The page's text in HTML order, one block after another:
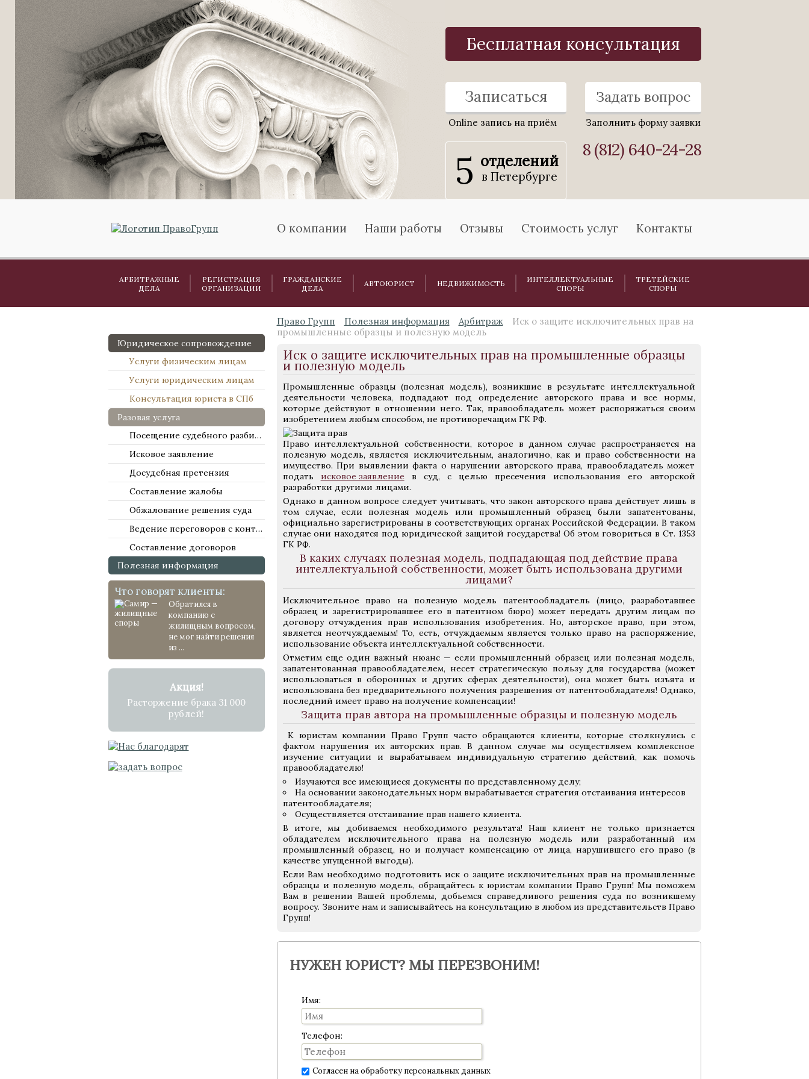
Бесплатная консультация
Записаться
Online запись на приём
Задать вопрос
Заполнить форму заявки
5 отделений
в Петербурге
8 (812) 640-24-28
О компании Наши работы Отзывы Стоимость услуг Контакты
АРБИТРАЖНЫЕ
ДЕЛА
РЕГИСТРАЦИЯ
ОРГАНИЗАЦИИ
ГРАЖДАНСКИЕ
ДЕЛА
АВТОЮРИСТ НЕДВИЖИМОСТЬ
ИНТЕЛЛЕКТУАЛЬНЫЕ
СПОРЫ
ТРЕТЕЙСКИЕ
СПОРЫ
Юридическое сопровождение
Услуги физическим лицам
Услуги юридическим лицам
Консультация юриста в СПб
Разовая услуга
Посещение судебного разбирательства
Исковое заявление
Досудебная претензия
Составление жалобы
Обжалование решения суда
Ведение переговоров с контрагентами
Составление договоров
Полезная информация
Что говорят клиенты:
Обратился в
компанию с
жилищным вопросом,
не мог найти решения
из ...
Акция!
Расторжение брака 31 000
рублей!
Право Групп Полезная информация Арбитраж
Иск о защите исключительных прав на
промышленные образцы и полезную модель
Иск о защите исключительных прав на промышленные образцы
и полезную модель
Промышленные образцы (полезная модель), возникшие в результате интеллектуальной
деятельности человека, подпадают под определение авторского права и все нормы,
которые действуют в отношении него. Так, правообладатель может распоряжаться своим
изобретением любым способом, не противоречащим ГК РФ.
Право интеллектуальной собственности, которое в данном случае распространяется на
полезную модель, является исключительным, аналогично, как и право собственности на
имущество. При выявлении факта о нарушении авторского права, правообладатель может
подать исковое заявление в суд, с целью пресечения использования его авторской
разработки другими лицами.
Однако в данном вопросе следует учитывать, что закон авторского права действует лишь в
том случае, если полезная модель или промышленный образец были запатентованы,
официально зарегистрированы в соответствующих органах Российской Федерации. В таком
случае они находятся под юридической защитой государства! Об этом говориться в Ст. 1353
ГК РФ.
В каких случаях полезная модель, подпадающая под действие права
интеллектуальной собственности, может быть использована другими
лицами?
Исключительное право на полезную модель патентообладатель (лицо, разработавшее
образец и зарегистрировавшее его в патентном бюро) может передать другим лицам по
договору отчуждения прав использования изобретения. Но, авторское право, при этом,
является неотчуждаемым! То, есть, отчуждаемым является только право на распоряжение,
использование объекта интеллектуальной собственности.
Отметим еще один важный нюанс — если промышленный образец или полезная модель,
запатентованная правообладателем, несет стратегическую пользу для государства (может
использоваться в оборонных и других сферах деятельности), она может быть изъята и
использована без предварительного получения разрешения от патентообладателя! Однако,
последний имеет право на получение компенсации!
Защита прав автора на промышленные образцы и полезную модель
К юристам компании Право Групп часто обращаются клиенты, которые столкнулись с
фактом нарушения их авторских прав. В данном случае мы осуществляем комплексное
изучение ситуации и вырабатываем индивидуальную стратегию действий, как помочь
правообладателю!
Изучаются все имеющиеся документы по представленному делу;
На основании законодательных норм вырабатывается стратегия отстаивания интересов
патентообладателя;
Осуществляется отстаивание прав нашего клиента.
В итоге, мы добиваемся необходимого результата! Наш клиент не только признается
обладателем исключительного права на полезную модель или разработанный им
промышленный образец, но и получает компенсацию от лица, нарушившего его право (в
качестве упущенной выгоды).
Если Вам необходимо подготовить иск о защите исключительных прав на промышленные
образцы и полезную модель, обращайтесь к юристам компании Право Групп! Мы поможем
Вам в решении Вашей проблемы, добьемся справедливого решения суда по возникшему
вопросу. Звоните нам и записывайтесь на консультацию в любом из представительств Право
Групп!
НУЖЕН ЮРИСТ? МЫ ПЕРЕЗВОНИМ!
Имя:
Телефон:
Согласен на обработку персональных данных